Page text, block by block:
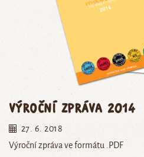
Výroční zpráva 2014
27. 6. 2018
Výroční zpráva ve formátu .PDF